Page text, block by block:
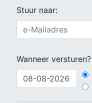
Stuur naar:
Wanneer versturen?